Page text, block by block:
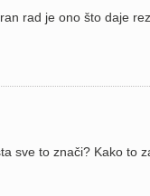
rad je ono što daje
sve to znači? Kako to